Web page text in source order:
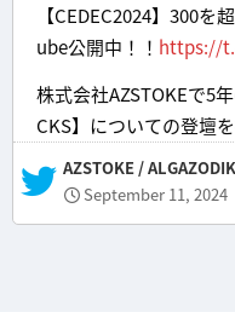
【CEDEC2024】300を
ube公開中！！ https://
株式会社AZSTOKEで5
CKS】についての登壇
— AZSTOKE /
September 11, 2024